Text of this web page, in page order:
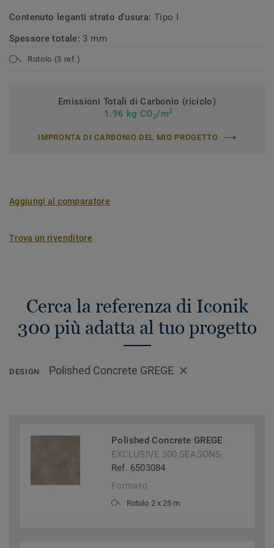
Contenuto leganti strato d'usura: Tipo I
Spessore totale: 3 mm
Rotolo (3 ref.)
Emissioni Totali di Carbonio (riciclo)
1.96 kg CO2/m2
IMPRONTA DI CARBONIO DEL MIO PROGETTO
Aggiungi al comparatore
Trova un rivenditore
Cerca la referenza di Iconik
300 più adatta al tuo progetto
DESIGN Polished Concrete GREGE
Polished Concrete GREGE
EXCLUSIVE 300 SEASONS
Ref. 6503084
Formato
Rotolo 2 x 25 m